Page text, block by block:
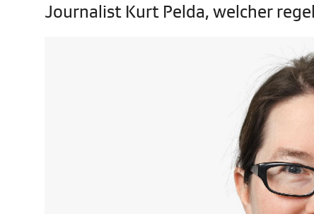
Journalist Kurt Pelda, welcher